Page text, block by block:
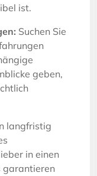
ist.
Suchen Sie
geben,
langfristig
in einen
garantieren